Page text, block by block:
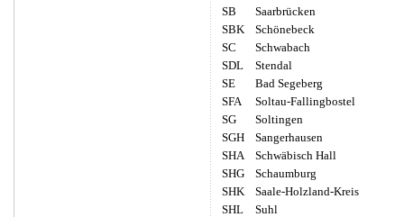
SB
Saarbrücken
SBK
Schönebeck
SC
Schwabach
SDL
Stendal
SE
Bad Segeberg
SFA
Soltau-Fallingbostel
SG
Soltingen
SGH
Sangerhausen
SHA
Schwäbisch Hall
SHG
Schaumburg
SHK
Saale-Holzland-Kreis
SHL
Suhl